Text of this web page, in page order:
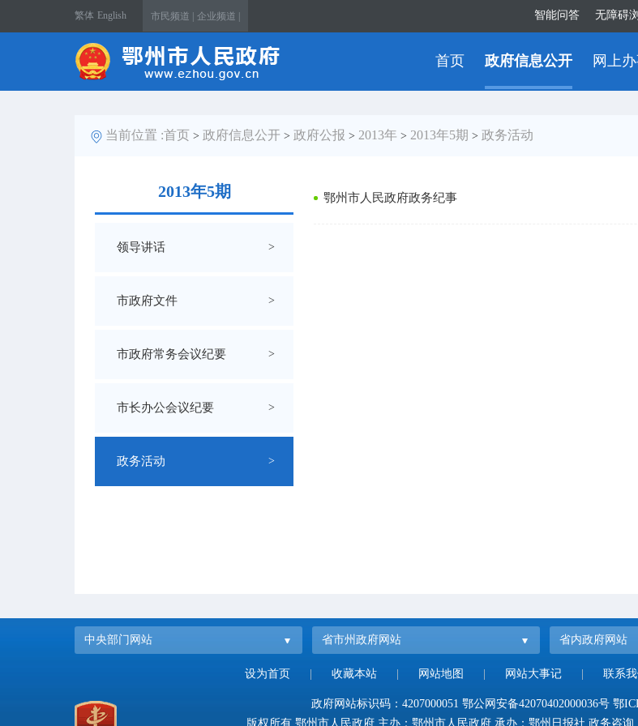
繁体 English 市民频道 | 企业频道 | 智能问答 无障碍
首页 政府信息公开 网上
当前位置 :首页 > 政府信息公开 > 政府公报 > 2013年 > 2013年5期 > 政务活动
2013年5期
领导讲话 >
市政府文件 >
市政府常务会议纪要 >
市长办公会议纪要 >
政务活动 >
鄂州市人民政府政务纪事
中央部门网站 省市州政府网站 省内政府网站
设为首页 收藏本站 网站地图 网站大事记 联系我
政府网站标识码：4207000051 鄂公网安备42070402000036号 鄂
版权所有 鄂州市人民政府 主办：鄂州市人民政府 承办：鄂州日报社 政务咨询